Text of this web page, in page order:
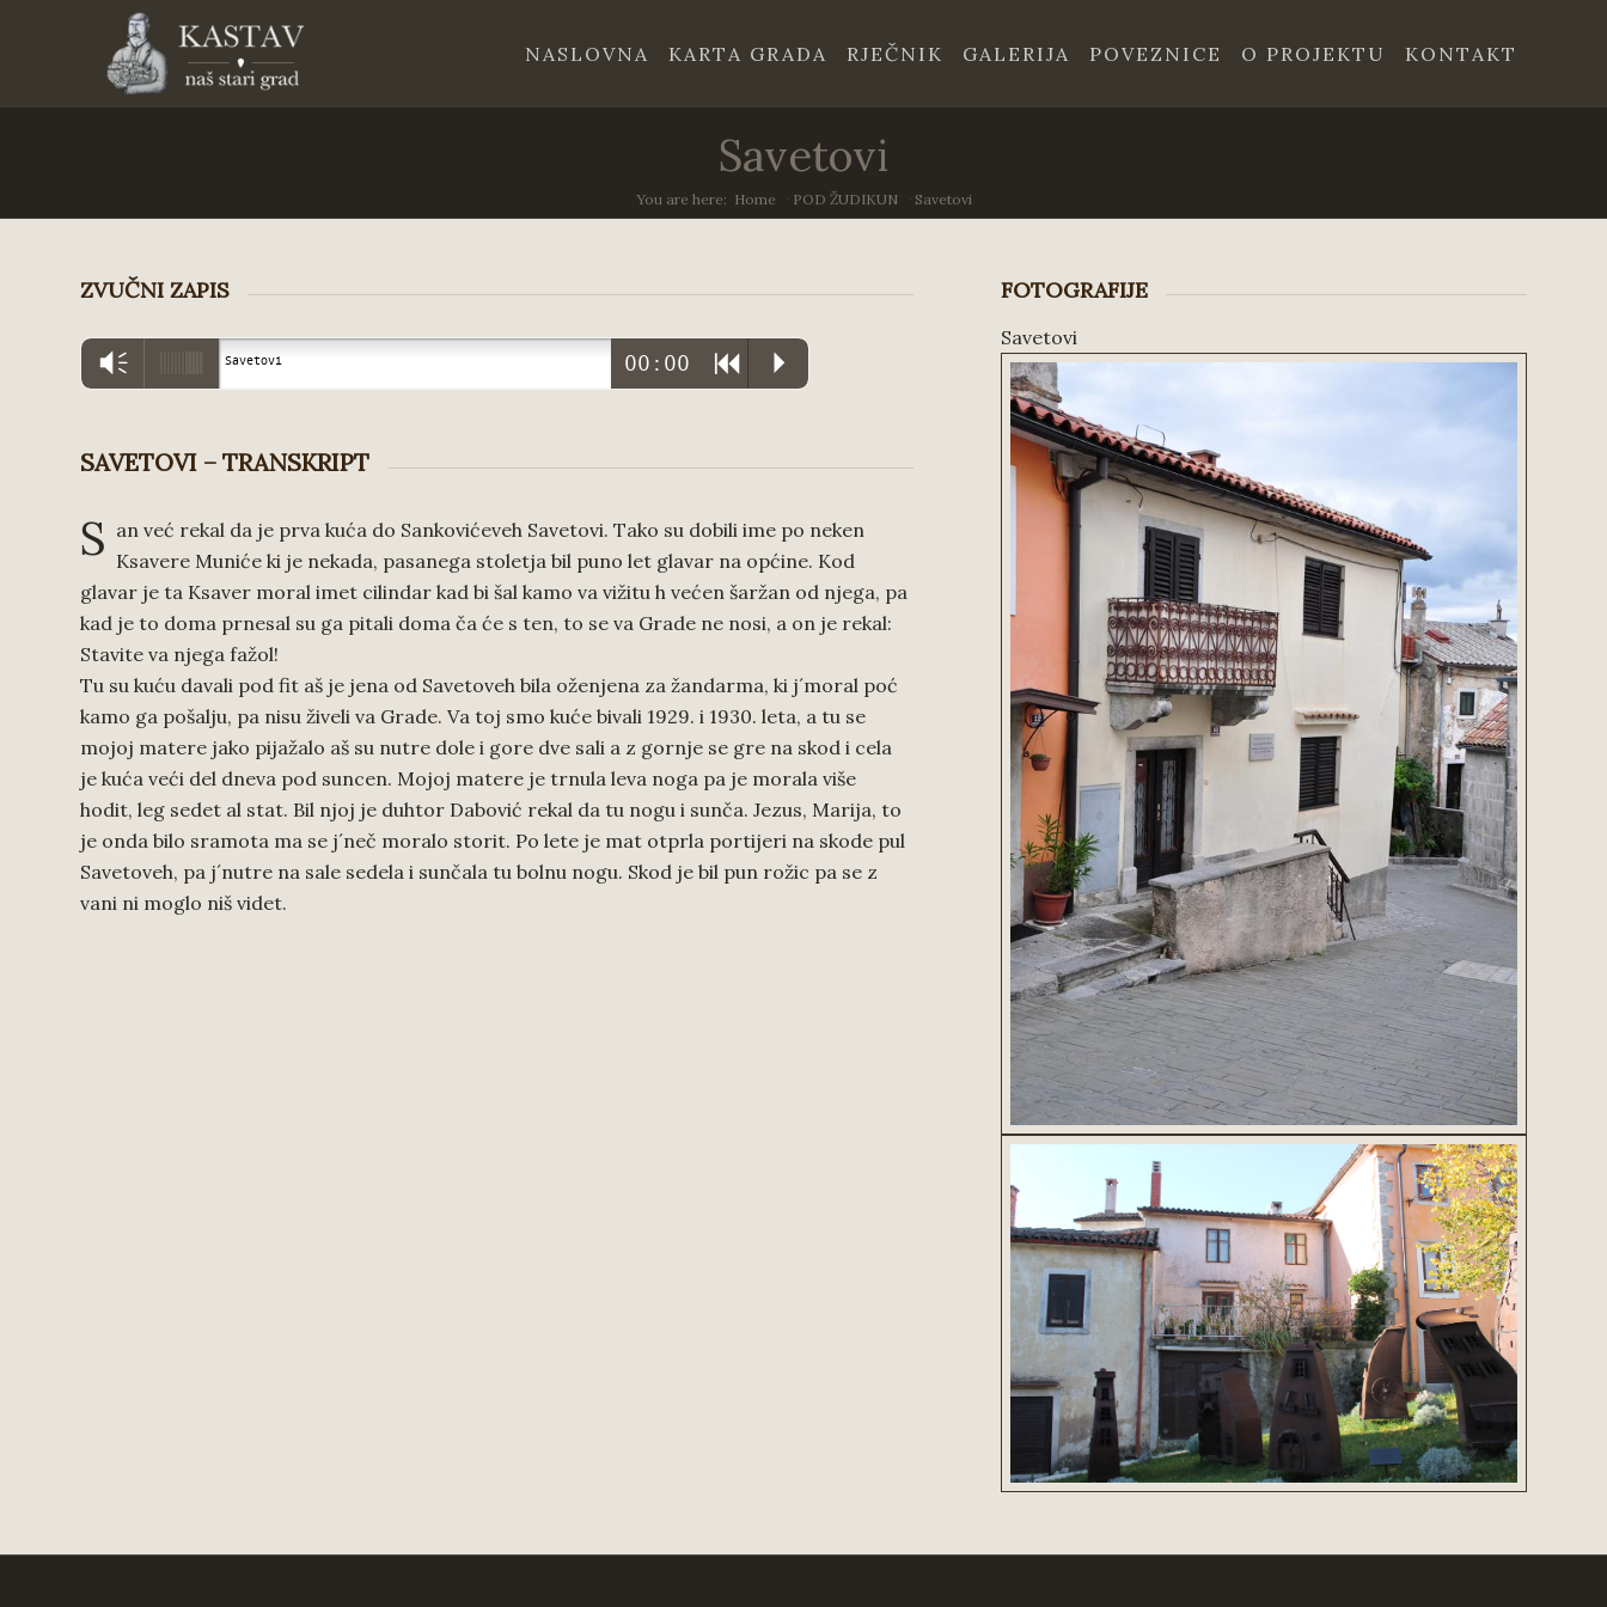
NASLOVNA KARTA GRADA RJEČNIK GALERIJA POVEZNICE O PROJEKTU KONTAKT
Savetovi
You are here: Home / POD ŽUDIKUN / Savetovi
ZVUČNI ZAPIS
Vm Savetovi 00:00 R P
SAVETOVI – TRANSKRIPT
S an već rekal da je prva kuća do Sankovićeveh Savetovi. Tako su dobili ime po neken
Ksavere Muniće ki je nekada, pasanega stoletja bil puno let glavar na općine. Kod
glavar je ta Ksaver moral imet cilindar kad bi šal kamo va vižitu h većen šaržan od njega, pa
kad je to doma prnesal su ga pitali doma ča će s ten, to se va Grade ne nosi, a on je rekal:
Stavite va njega fažol!
Tu su kuću davali pod fit aš je jena od Savetoveh bila oženjena za žandarma, ki j´moral poć
kamo ga pošalju, pa nisu živeli va Grade. Va toj smo kuće bivali 1929. i 1930. leta, a tu se
mojoj matere jako pijažalo aš su nutre dole i gore dve sali a z gornje se gre na skod i cela
je kuća veći del dneva pod suncen. Mojoj matere je trnula leva noga pa je morala više
hodit, leg sedet al stat. Bil njoj je duhtor Dabović rekal da tu nogu i sunča. Jezus, Marija, to
je onda bilo sramota ma se j´neč moralo storit. Po lete je mat otprla portijeri na skode pul
Savetoveh, pa j´nutre na sale sedela i sunčala tu bolnu nogu. Skod je bil pun rožic pa se z
vani ni moglo niš videt.
FOTOGRAFIJE
Savetovi